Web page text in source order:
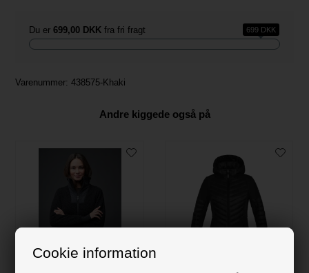
Cookie information
Du er699,00 DKK fra fri fragt 699 DKK
Varenummer:438575-Khaki
Andre kiggede også på